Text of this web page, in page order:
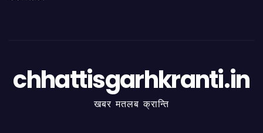
chhattisgarhkranti.in
खबर मतलब क्रान्ति